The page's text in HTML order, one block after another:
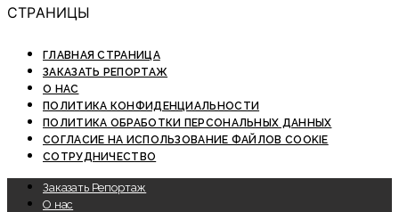
СТРАНИЦЫ
ГЛАВНАЯ СТРАНИЦА
ЗАКАЗАТЬ РЕПОРТАЖ
О НАС
ПОЛИТИКА КОНФИДЕНЦИАЛЬНОСТИ
ПОЛИТИКА ОБРАБОТКИ ПЕРСОНАЛЬНЫХ ДАННЫХ
СОГЛАСИЕ НА ИСПОЛЬЗОВАНИЕ ФАЙЛОВ COOKIE
СОТРУДНИЧЕСТВО
Заказать Репортаж
О нас